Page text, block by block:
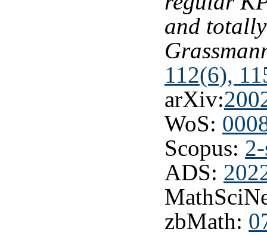
and
112(6),
arXiv:
WoS:
Scopus:
ADS:
zbMath: